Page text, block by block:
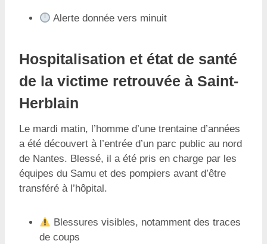
Alerte donnée vers minuit
Hospitalisation et état de santé
de la victime retrouvée à Saint-
Herblain
Le mardi matin, l’homme d’une trentaine d’années
a été découvert à l’entrée d’un parc public au nord
de Nantes. Blessé, il a été pris en charge par les
équipes du Samu et des pompiers avant d’être
transféré à l’hôpital.
Blessures visibles, notamment des traces
de coups